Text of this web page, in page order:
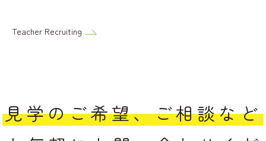
Teacher Recruiting
見学のご希望、ご相談など